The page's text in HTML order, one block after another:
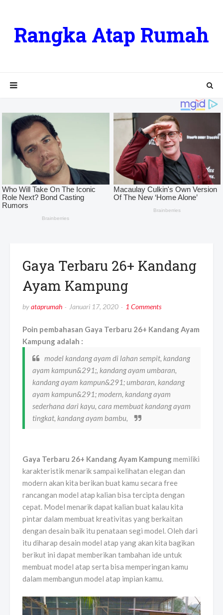
Rangka Atap Rumah
Gaya Terbaru 26+ Kandang
Ayam Kampung
byataprumah Januari 17, 2020 1 Comments
Poin pembahasan Gaya Terbaru 26+ Kandang Ayam
Kampung adalah :
model kandang ayam di lahan sempit, kandang
ayam kampun&291;, kandang ayam umbaran,
kandang ayam kampun&291; umbaran, kandang
ayam kampun&291; modern, kandang ayam
sederhana dari kayu, cara membuat kandang ayam
tingkat, kandang ayam bambu,
Gaya Terbaru 26+ Kandang Ayam Kampungmemiliki
karakteristik menarik sampai kelihatan elegan dan
modern akan kita berikan buat kamu secara free
rancangan model atap kalian bisa tercipta dengan
cepat. Model menarik dapat kalian buat kalau kita
pintar dalam membuat kreativitas yang berkaitan
dengan desain baik itu penataan segi model. Oleh dari
itu diharap desain model atap yang akan kita bagikan
berikut ini dapat memberikan tambahan ide untuk
membuat model atap serta bisa memperingan kamu
dalam membangun model atap impian kamu.